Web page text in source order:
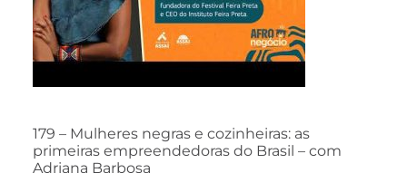
179 – Mulheres negras e cozinheiras: as
primeiras empreendedoras do Brasil – com
Adriana Barbosa